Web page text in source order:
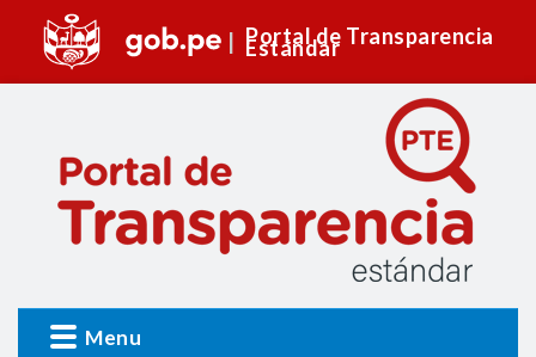
Portal de Transparencia
Estándar
Menu